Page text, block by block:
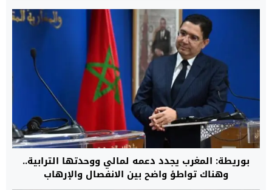
بوريطة: المغرب يجدد دعمه لمالي ووحدتها الترابية..
وهناك تواطؤ واضح بين الانفصال والإرهاب